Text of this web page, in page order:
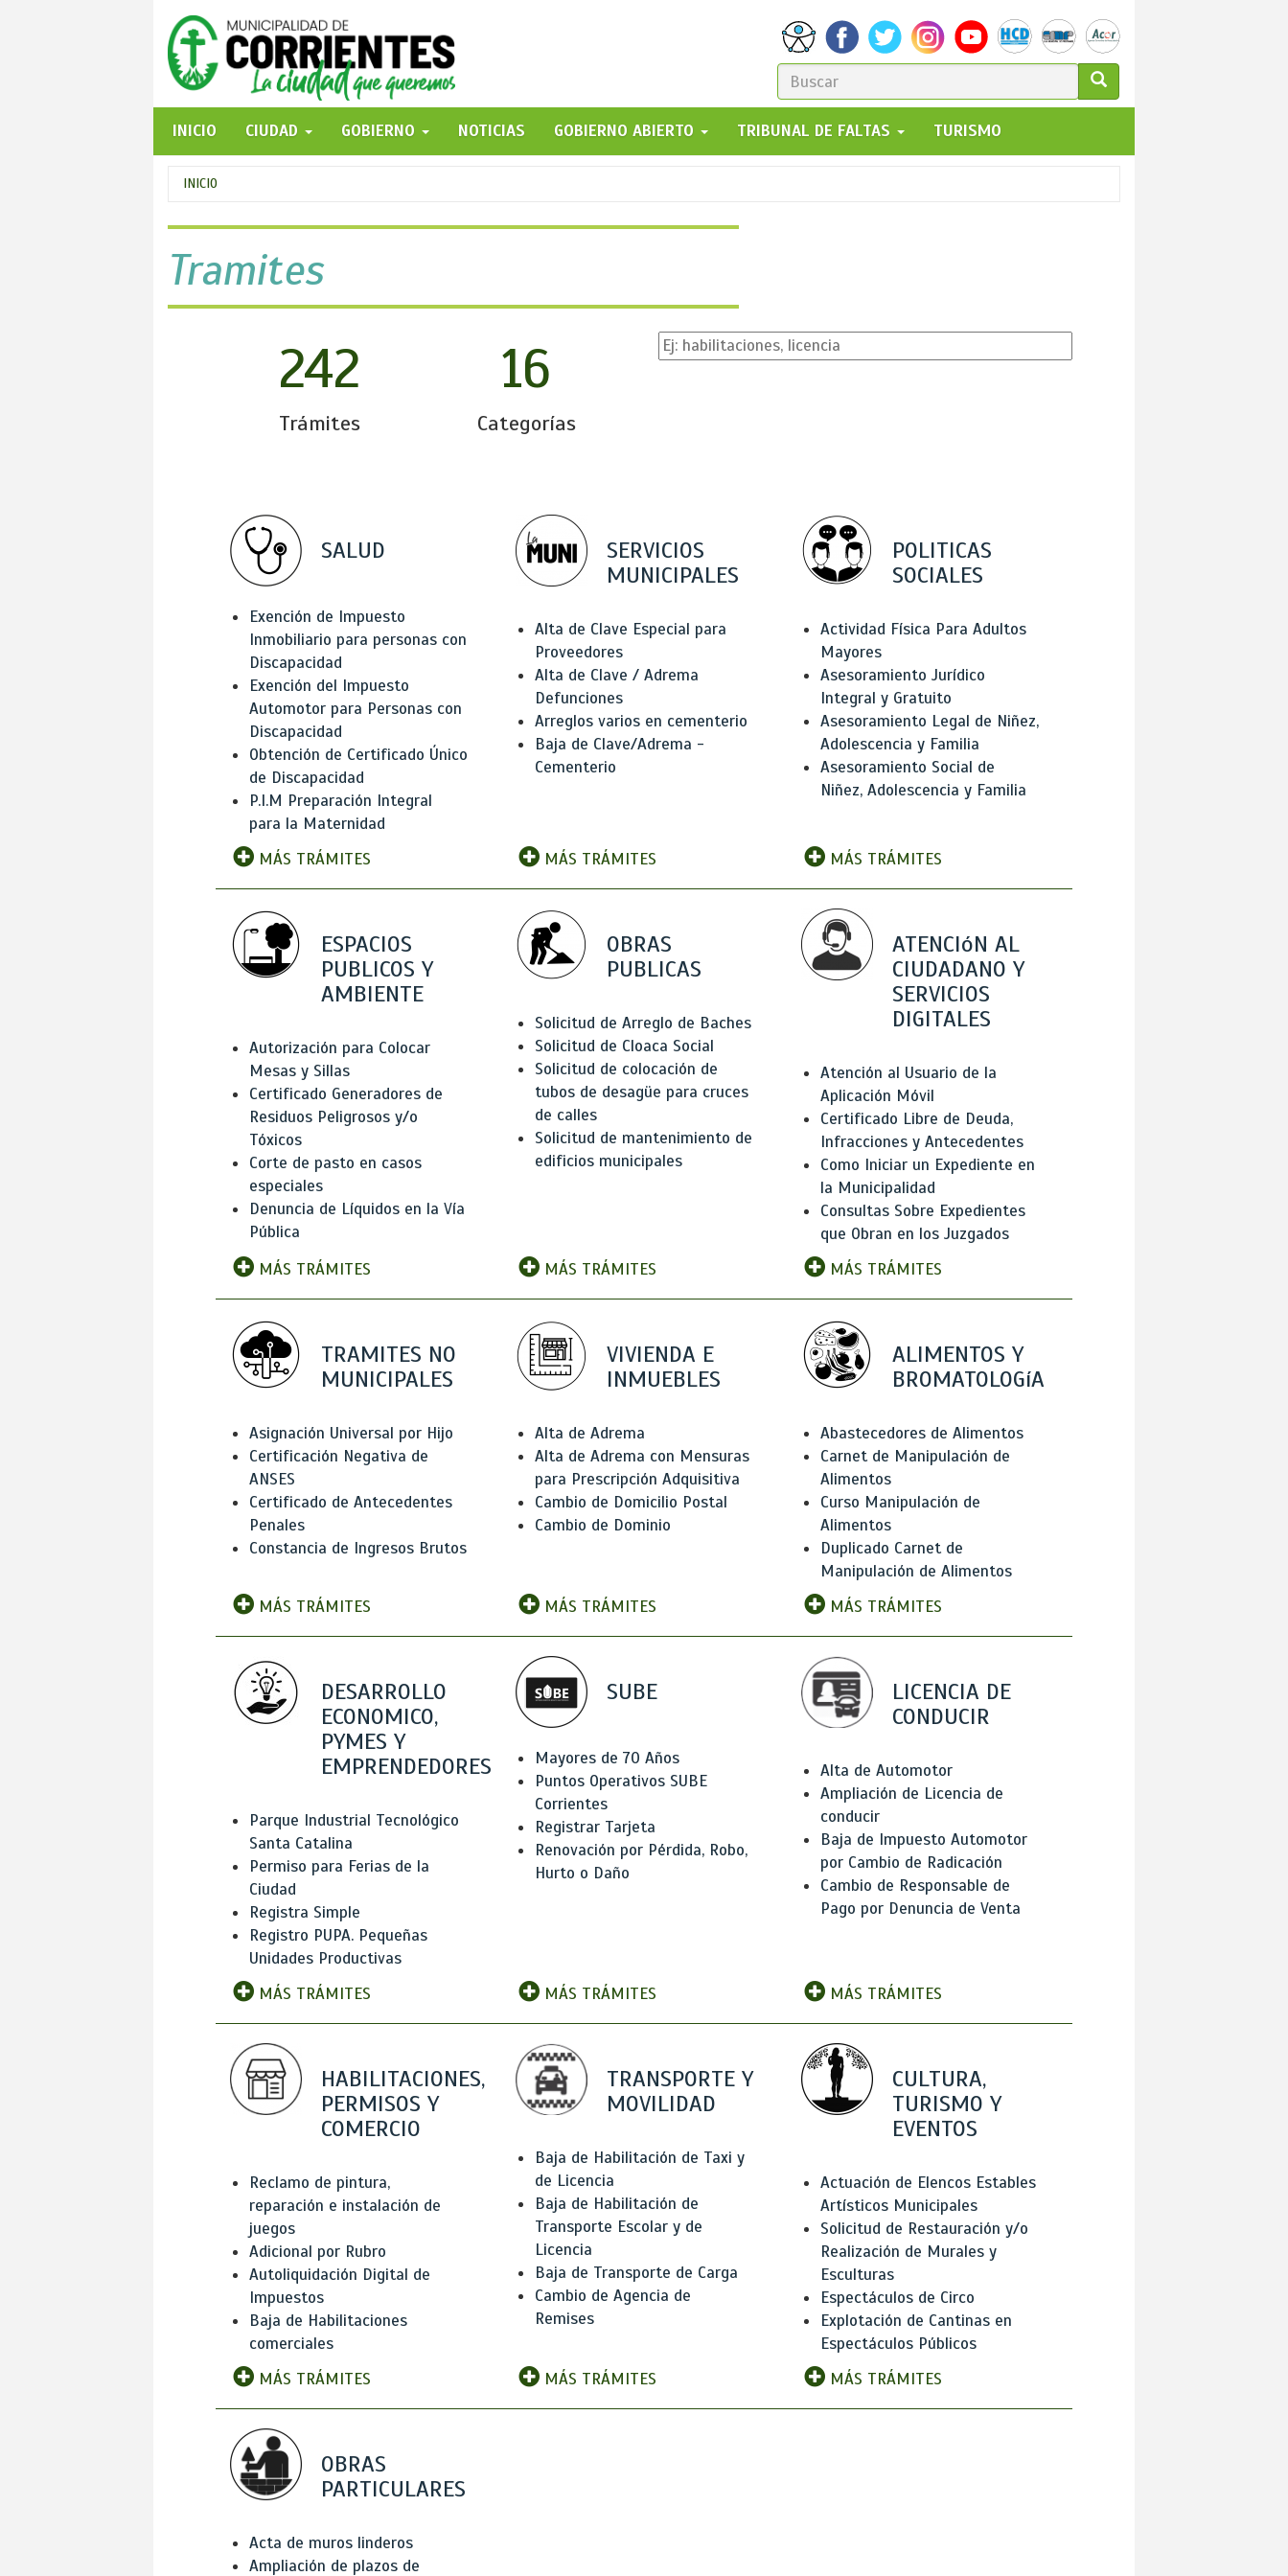
FORMULARIO
DE
BÚSQUEDA
GO!
INICIO
CIUDAD GOBIERNO NOTICIAS GOBIERNO ABIERTO TRIBUNAL DE FALTAS TURISMO
Se
encuentra
usted
aquí
INICIO
Tramites
242
Trámites
16
Categorías
SALUD
Exención de Impuesto
Inmobiliario para personas con
Discapacidad
Exención del Impuesto
Automotor para Personas con
Discapacidad
Obtención de Certificado Único
de Discapacidad
P.I.M Preparación Integral
para la Maternidad
MÁS TRÁMITES
SERVICIOS
MUNICIPALES
Alta de Clave Especial para
Proveedores
Alta de Clave / Adrema
Defunciones
Arreglos varios en cementerio
Baja de Clave/Adrema -
Cementerio
MÁS TRÁMITES
POLITICAS
SOCIALES
Actividad Física Para Adultos
Mayores
Asesoramiento Jurídico
Integral y Gratuito
Asesoramiento Legal de Niñez,
Adolescencia y Familia
Asesoramiento Social de
Niñez, Adolescencia y Familia
MÁS TRÁMITES
ESPACIOS
PUBLICOS Y
AMBIENTE
Autorización para Colocar
Mesas y Sillas
Certificado Generadores de
Residuos Peligrosos y/o
Tóxicos
Corte de pasto en casos
especiales
Denuncia de Líquidos en la Vía
Pública
MÁS TRÁMITES
OBRAS
PUBLICAS
Solicitud de Arreglo de Baches
Solicitud de Cloaca Social
Solicitud de colocación de
tubos de desagüe para cruces
de calles
Solicitud de mantenimiento de
edificios municipales
MÁS TRÁMITES
ATENCIóN AL
CIUDADANO Y
SERVICIOS
DIGITALES
Atención al Usuario de la
Aplicación Móvil
Certificado Libre de Deuda,
Infracciones y Antecedentes
Como Iniciar un Expediente en
la Municipalidad
Consultas Sobre Expedientes
que Obran en los Juzgados
MÁS TRÁMITES
TRAMITES NO
MUNICIPALES
Asignación Universal por Hijo
Certificación Negativa de
ANSES
Certificado de Antecedentes
Penales
Constancia de Ingresos Brutos
MÁS TRÁMITES
VIVIENDA E
INMUEBLES
Alta de Adrema
Alta de Adrema con Mensuras
para Prescripción Adquisitiva
Cambio de Domicilio Postal
Cambio de Dominio
MÁS TRÁMITES
ALIMENTOS Y
BROMATOLOGíA
Abastecedores de Alimentos
Carnet de Manipulación de
Alimentos
Curso Manipulación de
Alimentos
Duplicado Carnet de
Manipulación de Alimentos
MÁS TRÁMITES
DESARROLLO
ECONOMICO,
PYMES Y
EMPRENDEDORES
Parque Industrial Tecnológico
Santa Catalina
Permiso para Ferias de la
Ciudad
Registra Simple
Registro PUPA. Pequeñas
Unidades Productivas
MÁS TRÁMITES
SUBE
Mayores de 70 Años
Puntos Operativos SUBE
Corrientes
Registrar Tarjeta
Renovación por Pérdida, Robo,
Hurto o Daño
MÁS TRÁMITES
LICENCIA DE
CONDUCIR
Alta de Automotor
Ampliación de Licencia de
conducir
Baja de Impuesto Automotor
por Cambio de Radicación
Cambio de Responsable de
Pago por Denuncia de Venta
MÁS TRÁMITES
HABILITACIONES,
PERMISOS Y
COMERCIO
Reclamo de pintura,
reparación e instalación de
juegos
Adicional por Rubro
Autoliquidación Digital de
Impuestos
Baja de Habilitaciones
comerciales
MÁS TRÁMITES
TRANSPORTE Y
MOVILIDAD
Baja de Habilitación de Taxi y
de Licencia
Baja de Habilitación de
Transporte Escolar y de
Licencia
Baja de Transporte de Carga
Cambio de Agencia de
Remises
MÁS TRÁMITES
CULTURA,
TURISMO Y
EVENTOS
Actuación de Elencos Estables
Artísticos Municipales
Solicitud de Restauración y/o
Realización de Murales y
Esculturas
Espectáculos de Circo
Explotación de Cantinas en
Espectáculos Públicos
MÁS TRÁMITES
OBRAS
PARTICULARES
Acta de muros linderos
Ampliación de plazos de